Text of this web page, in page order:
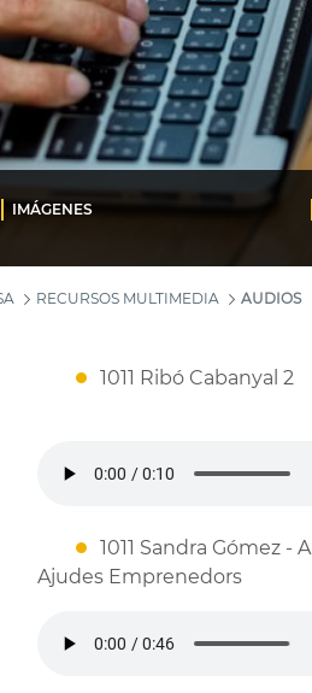
IMÁGENES
RECURSOS MULTIMEDIA AUDIOS
1011 Ribó Cabanyal 2
1011 Sandra Gómez -
Ajudes Emprenedors